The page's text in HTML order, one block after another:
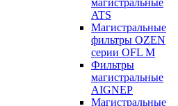
магистральные
ATS
Магистральные
фильтры OZEN
серии OFL M
Фильтры
магистральные
AIGNEP
Магистральные